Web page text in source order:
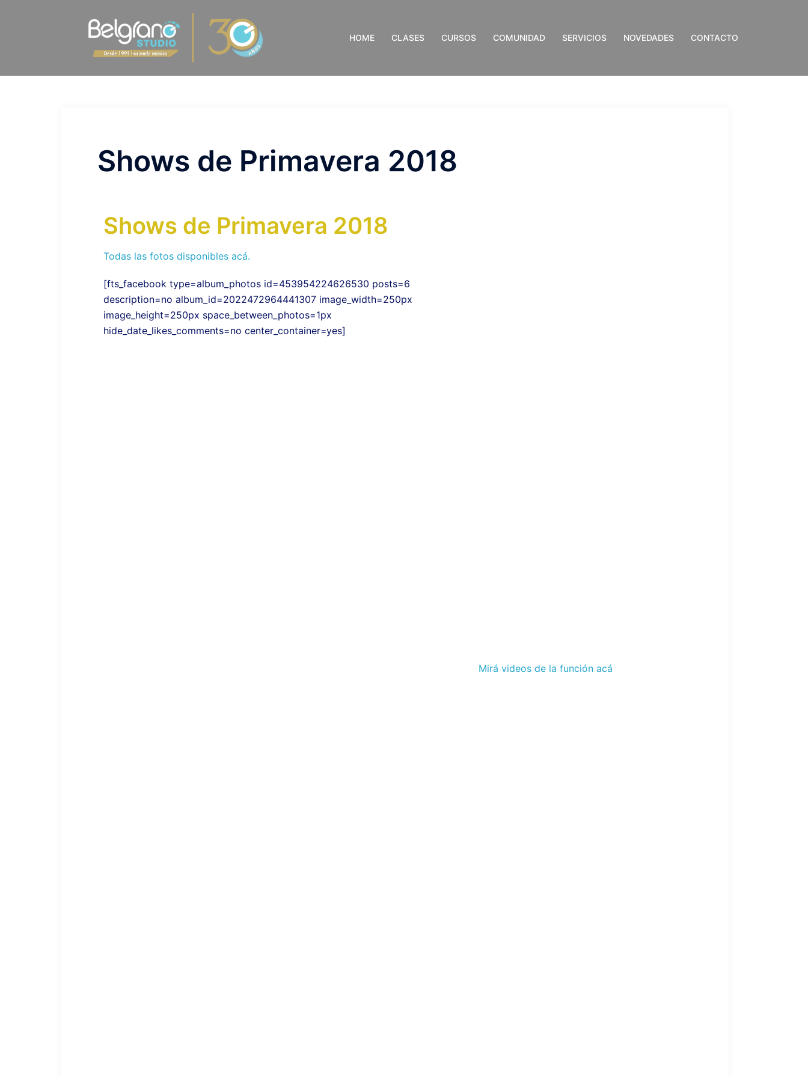
HOME CLASES CURSOS COMUNIDAD SERVICIOS NOVEDADES CONTACTO
Shows de Primavera 2018
Shows de Primavera 2018
Todas las fotos disponibles acá.
[fts_facebook type=album_photos id=453954224626530 posts=6
description=no album_id=2022472964441307 image_width=250px
image_height=250px space_between_photos=1px
hide_date_likes_comments=no center_container=yes]
Mirá videos de la función acá